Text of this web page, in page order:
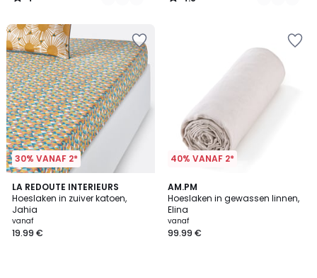
/
/
30% VANAF 2*
LA REDOUTE INTERIEURS
Hoeslaken in zuiver katoen,
Jahia
vanaf
19.99 €
4.5
/ 5
40% VANAF 2*
AM.PM
Hoeslaken in gewassen linnen,
Elina
vanaf
99.99 €
4
/
5
23
Kleuren